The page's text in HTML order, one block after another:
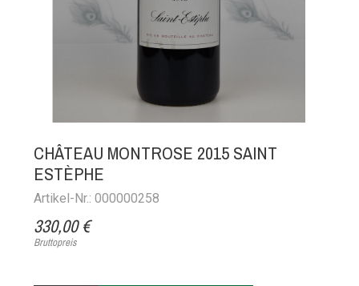
CHÂTEAU MONTROSE 2015 SAINT
ESTÈPHE
Artikel-Nr.: 000000258
330,00 €
Bruttopreis